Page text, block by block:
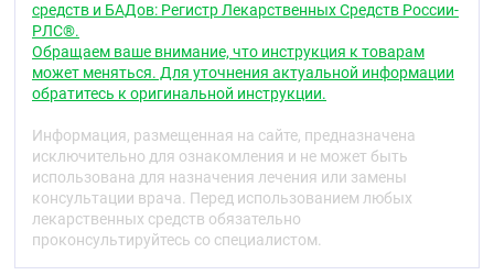
средств и БАДов: Регистр Лекарственных Средств России-
РЛС®.
Обращаем ваше внимание, что инструкция к товарам
может меняться. Для уточнения актуальной информации
обратитесь к оригинальной инструкции.
Информация, размещенная на сайте, предназначена
исключительно для ознакомления и не может быть
использована для назначения лечения или замены
консультации врача. Перед использованием любых
лекарственных средств обязательно
проконсультируйтесь со специалистом.